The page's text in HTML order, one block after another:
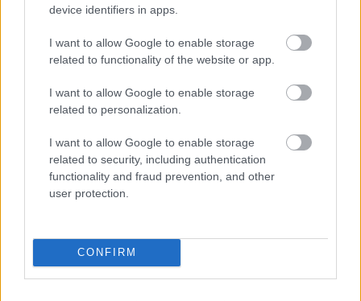
device identifiers in apps.
I want to allow Google to enable storage
related to functionality of the website or app.
I want to allow Google to enable storage
related to personalization.
I want to allow Google to enable storage
related to security, including authentication
functionality and fraud prevention, and other
user protection.
CONFIRM